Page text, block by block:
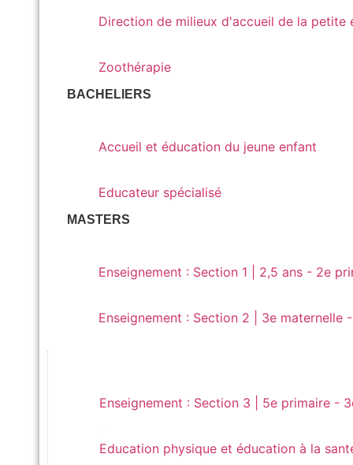
Direction de milieux d'accueil de la petite
Zoothérapie
BACHELIERS
Accueil et éducation du jeune enfant
Educateur spécialisé
MASTERS
Enseignement : Section 1 | 2,5 ans - 2e
Enseignement : Section 2 | 3e maternelle
Enseignement : Section 3 | 5e primaire -
Education physique et éducation à la